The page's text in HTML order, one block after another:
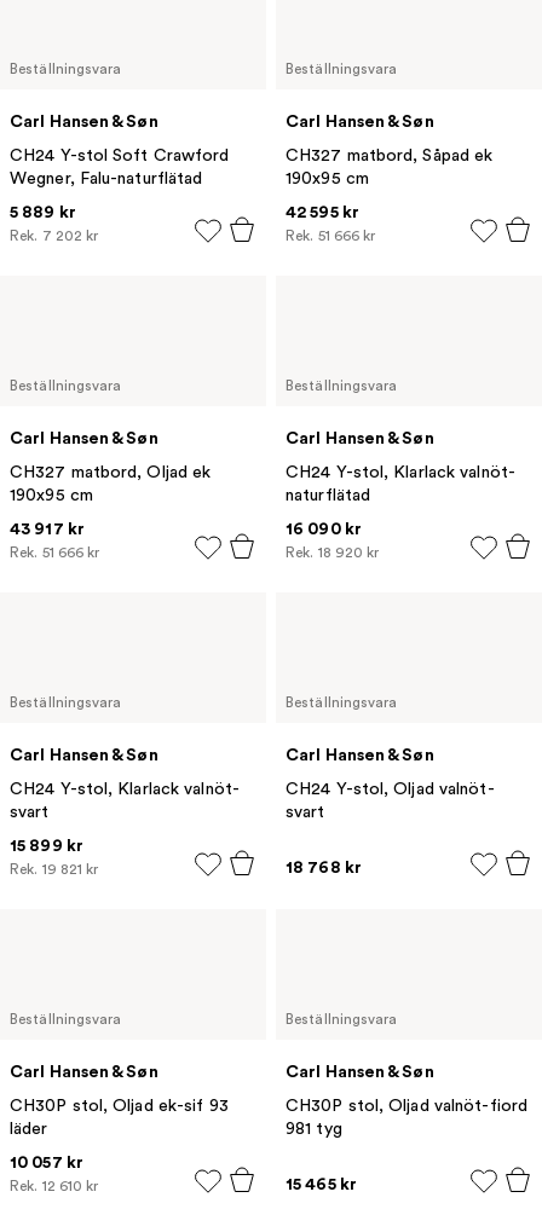
Beställningsvara
Carl Hansen & Søn
CH24 Y-stol Soft Crawford
Wegner, Falu-naturflätad
5 889 kr
Rek. 7 202 kr
Beställningsvara
Carl Hansen & Søn
CH327 matbord, Såpad ek
190x95 cm
42 595 kr
Rek. 51 666 kr
Beställningsvara
Carl Hansen & Søn
CH327 matbord, Oljad ek
190x95 cm
43 917 kr
Rek. 51 666 kr
Beställningsvara
Carl Hansen & Søn
CH24 Y-stol, Klarlack valnöt-
naturflätad
16 090 kr
Rek. 18 920 kr
Beställningsvara
Carl Hansen & Søn
CH24 Y-stol, Klarlack valnöt-
svart
15 899 kr
Rek. 19 821 kr
Beställningsvara
Carl Hansen & Søn
CH24 Y-stol, Oljad valnöt-
svart
18 768 kr
Beställningsvara
Carl Hansen & Søn
CH30P stol, Oljad ek-sif 93
läder
10 057 kr
Rek. 12 610 kr
Beställningsvara
Carl Hansen & Søn
CH30P stol, Oljad valnöt-fiord
981 tyg
15 465 kr